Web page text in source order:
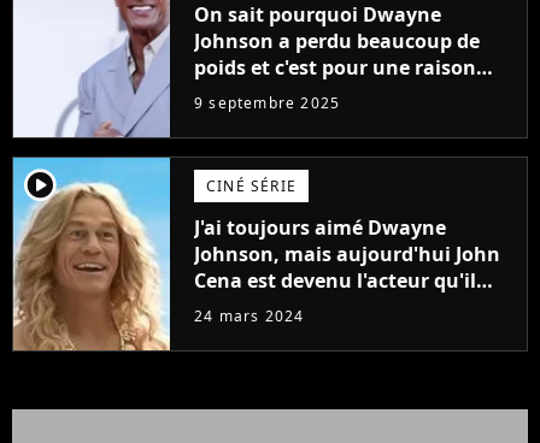
On sait pourquoi Dwayne
Johnson a perdu beaucoup de
poids et c'est pour une raison
importante
9 septembre 2025
player2 CINÉ SÉRIE
J'ai toujours aimé Dwayne
Johnson, mais aujourd'hui John
Cena est devenu l'acteur qu'il
rêvait d'être (et Ricky Stanicky le
24 mars 2024